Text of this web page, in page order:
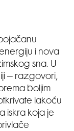
i nova
sna. U
– razgovori,
boljim
lakoću
iskra koja je